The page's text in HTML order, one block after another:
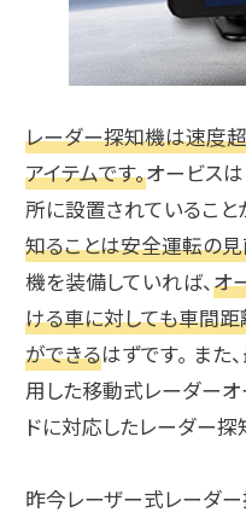
レーダー探知機は速度
アイテムです。オービス
所に設置されていること
知ることは安全運転の
機を装備していれば、オ
ける車に対しても車間
ができるはずです。 また
用した移動式レーダー
ドに対応したレーダー探
昨今レーザー式レーダ